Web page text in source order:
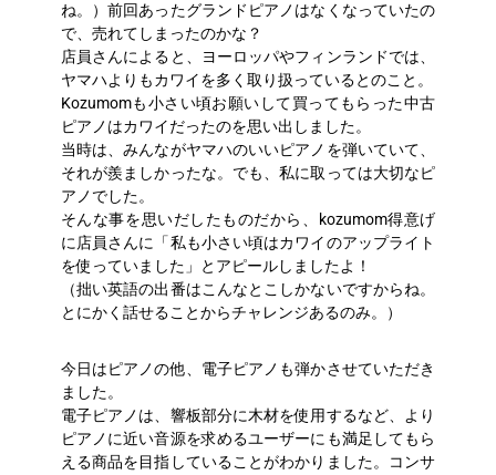
ね。）前回あったグランドピアノはなくなっていたの
で、売れてしまったのかな？
店員さんによると、ヨーロッパやフィンランドでは、
ヤマハよりもカワイを多く取り扱っているとのこと。
Kozumomも小さい頃お願いして買ってもらった中古
ピアノはカワイだったのを思い出しました。
当時は、みんながヤマハのいいピアノを弾いていて、
それが羨ましかったな。でも、私に取っては大切なピ
アノでした。
そんな事を思いだしたものだから、kozumom得意げ
に店員さんに「私も小さい頃はカワイのアップライト
を使っていました」とアピールしましたよ！
（拙い英語の出番はこんなとこしかないですからね。
とにかく話せることからチャレンジあるのみ。）
今日はピアノの他、電子ピアノも弾かさせていただき
ました。
電子ピアノは、響板部分に木材を使用するなど、より
ピアノに近い音源を求めるユーザーにも満足してもら
える商品を目指していることがわかりました。コンサ